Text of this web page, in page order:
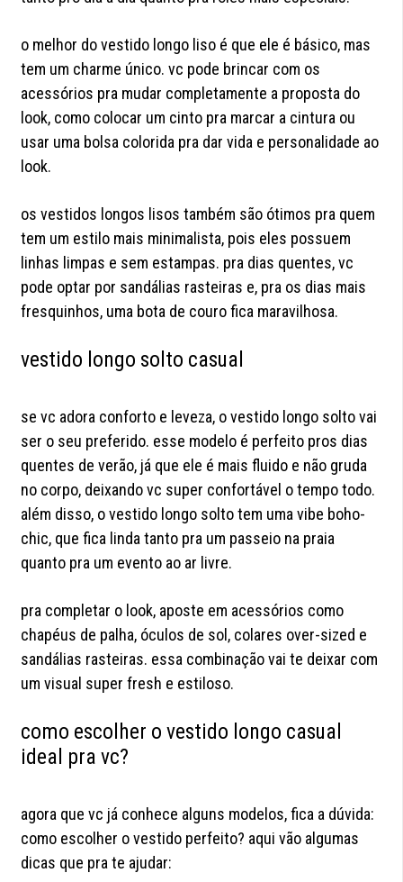
o melhor do vestido longo liso é que ele é básico, mas
tem um charme único. vc pode brincar com os
acessórios pra mudar completamente a proposta do
look, como colocar um cinto pra marcar a cintura ou
usar uma bolsa colorida pra dar vida e personalidade ao
look.
os vestidos longos lisos também são ótimos pra quem
tem um estilo mais minimalista, pois eles possuem
linhas limpas e sem estampas. pra dias quentes, vc
pode optar por sandálias rasteiras e, pra os dias mais
fresquinhos, uma bota de couro fica maravilhosa.
vestido longo solto casual
se vc adora conforto e leveza, o vestido longo solto vai
ser o seu preferido. esse modelo é perfeito pros dias
quentes de verão, já que ele é mais fluido e não gruda
no corpo, deixando vc super confortável o tempo todo.
além disso, o vestido longo solto tem uma vibe boho-
chic, que fica linda tanto pra um passeio na praia
quanto pra um evento ao ar livre.
pra completar o look, aposte em acessórios como
chapéus de palha, óculos de sol, colares over-sized e
sandálias rasteiras. essa combinação vai te deixar com
um visual super fresh e estiloso.
como escolher o vestido longo casual
ideal pra vc?
agora que vc já conhece alguns modelos, fica a dúvida:
como escolher o vestido perfeito? aqui vão algumas
dicas que pra te ajudar: